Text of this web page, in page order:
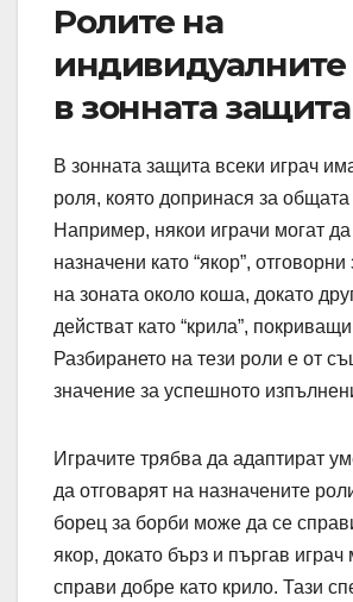
Ролите на
индивидуалните
в зонната защита
В зонната защита всеки играч
роля, която допринася за общата
Например, някои играчи могат
назначени като “якор”,
на зоната около коша, докато
действат като “крила”,
Разбирането на тези роли е от
значение за успешното
Играчите трябва да адаптират
да отговарят на назначените
борец за борби може да се
якор, докато бърз и пъргав
справи добре като крило. Тази